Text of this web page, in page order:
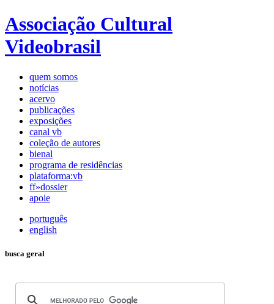
Associação Cultural
Videobrasil
quem somos
notícias
acervo
publicações
exposições
canal vb
coleção de autores
bienal
programa de residências
plataforma:vb
ff»dossier
apoie
português
english
busca geral